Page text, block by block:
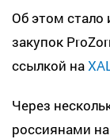
Об этом стало
закупок
ссылкой на
Через
россиянами